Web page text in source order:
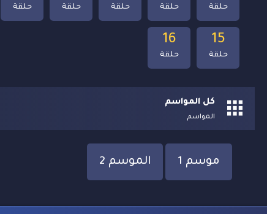
16
حلقة
15
حلقة
حلقة حلقة حلقة حلقة حلقة
كل المواسم
المواسم
موسم 1 الموسم 2